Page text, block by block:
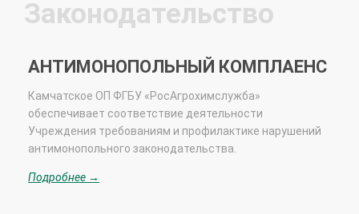
Законодательство
АНТИМОНОПОЛЬНЫЙ КОМПЛАЕНС
Камчатское ОП ФГБУ «РосАгрохимслужба»
обеспечивает соответствие деятельности
Учреждения требованиям и профилактике нарушений
антимонопольного законодательства.
Подробнее →